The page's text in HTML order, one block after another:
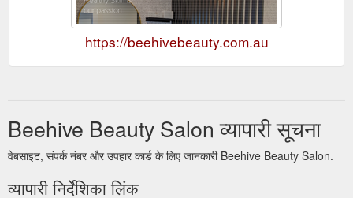
https://beehivebeauty.com.au
Beehive Beauty Salon व्यापारी सूचना
वेबसाइट, संपर्क नंबर और उपहार कार्ड के लिए जानकारी Beehive Beauty Salon.
व्यापारी निर्देशिका लिंक